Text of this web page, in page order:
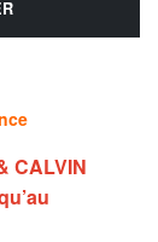
CALVIN